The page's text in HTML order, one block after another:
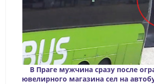
В Праге мужчина сразу после
ювелирного магазина сел на